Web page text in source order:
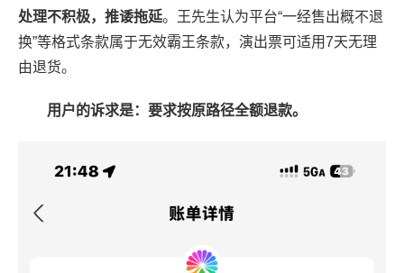
处理不积极，推诿拖延。王先生认为平台“一经售出概不退
换”等格式条款属于无效霸王条款，演出票可适用7天无理
由退货。
用户的诉求是：要求按原路径全额退款。